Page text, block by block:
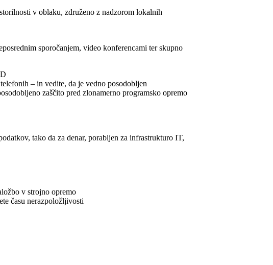
v oblaku, združeno z nadzorom lokalnih
sporočanjem, video konferencami ter skupno
– in vedite, da je vedno posodobljen
zaščito pred zlonamerno programsko opremo
tako da za denar, porabljen za infrastrukturo IT,
v strojno opremo
času nerazpoložljivosti